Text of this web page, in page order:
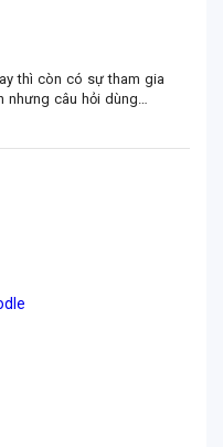
thì còn có sự tham gia
nhưng câu hỏi dùng